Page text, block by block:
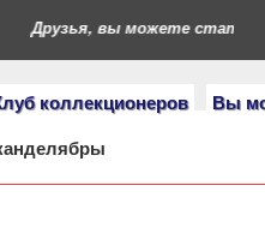
коллекционеров Вы
Друзья, вы можете стать